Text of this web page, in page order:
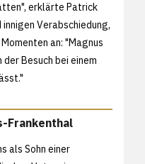
erklärte Patrick
innigen Verabschiedung,
an: "Magnus
Besuch bei einem
Frankenthal
als Sohn einer